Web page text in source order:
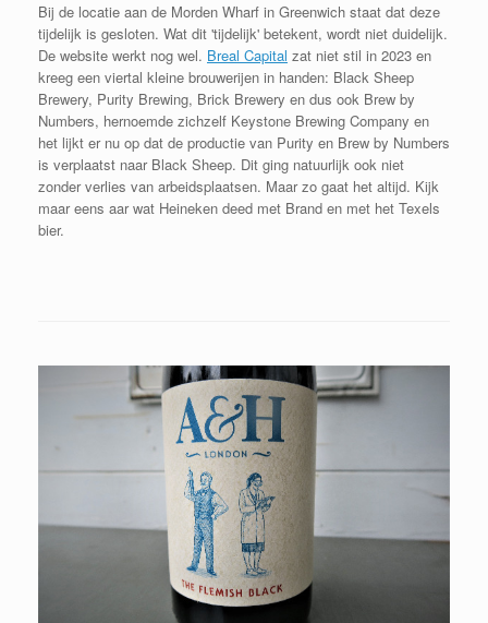
Bij de locatie aan de Morden Wharf in Greenwich staat dat deze
tijdelijk is gesloten. Wat dit 'tijdelijk' betekent, wordt niet duidelijk.
De website werkt nog wel. Breal Capital zat niet stil in 2023 en
kreeg een viertal kleine brouwerijen in handen: Black Sheep
Brewery, Purity Brewing, Brick Brewery en dus ook Brew by
Numbers, hernoemde zichzelf Keystone Brewing Company en
het lijkt er nu op dat de productie van Purity en Brew by Numbers
is verplaatst naar Black Sheep. Dit ging natuurlijk ook niet
zonder verlies van arbeidsplaatsen. Maar zo gaat het altijd. Kijk
maar eens aar wat Heineken deed met Brand en met het Texels
bier.